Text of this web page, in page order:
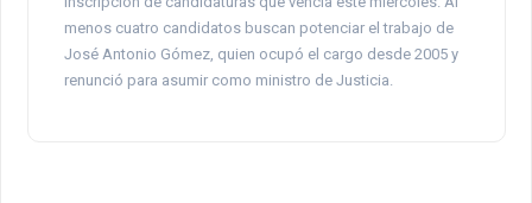
menos cuatro candidatos buscan potenciar el trabajo de
José Antonio Gómez, quien ocupó el cargo desde 2005 y
renunció para asumir como ministro de Justicia.